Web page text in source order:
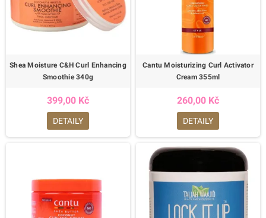
Shea Moisture C&H Curl Enhancing
Smoothie 340g
399,00 Kč
DETAILY
Cantu Moisturizing Curl Activator
Cream 355ml
260,00 Kč
DETAILY